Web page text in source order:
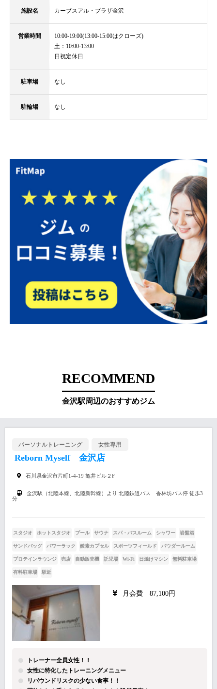
施設名 カーブスアル・プラザ金沢
営業時間
10:00-19:00(13:00-15:00はクローズ)
土：10:00-13:00
日祝定休日
駐車場 なし
駐輪場 なし
RECOMMEND
金沢駅周辺のおすすめジム
パーソナルトレーニング 女性専用
Reborn Myself 金沢店
石川県金沢市片町1-4-19 亀井ビル２F
金沢駅（北陸本線、北陸新幹線）より 北陸鉄道バス 香林坊バス停 徒歩3
分
スタジオ ホットスタジオ プール サウナ スパ・バスルーム シャワー 岩盤浴
サンドバッグ パワーラック 酸素カプセル スポーツフィールド パウダールーム
プロテインラウンジ 売店 自動販売機 託児場 Wi-Fi 日焼けマシン 無料駐車場
有料駐車場 駅近
月会費 87,100円
トレーナー全員女性！！
女性に特化したトレーニングメニュー
リバウンドリスクの少ない食事！！